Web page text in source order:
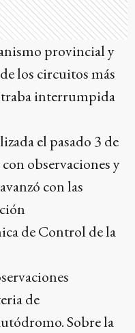
provincial y
los circuitos más
interrumpida
el pasado 3 de
observaciones y
con las
de Control de la
de
Sobre la